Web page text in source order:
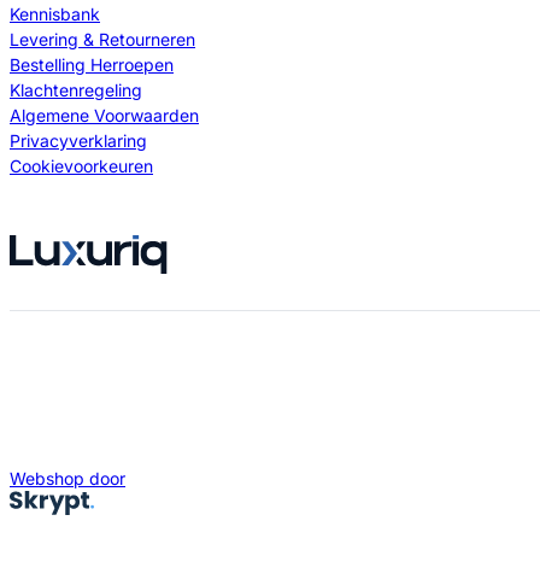
Kennisbank
Levering & Retourneren
Bestelling Herroepen
Klachtenregeling
Algemene Voorwaarden
Privacyverklaring
Cookievoorkeuren
Webshop door